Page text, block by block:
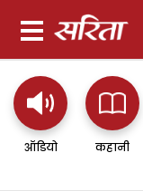
ऑडियो कहानी